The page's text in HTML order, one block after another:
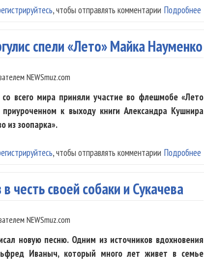
Подробнее
, чтобы отправлять комментарии
спели «Лето» Майка Науменко
NEWSmuz.com
со всего мира приняли участие во флешмобе «Лето
к выходу книги Александра Кушнира
из зоопарка».
Подробнее
, чтобы отправлять комментарии
честь своей собаки и Сукачева
NEWSmuz.com
новую песню. Одним из источников вдохновения
Иваныч, который много лет живет в семье